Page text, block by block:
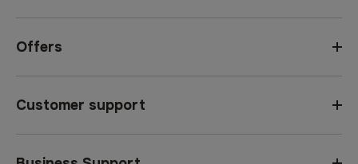
Offers
Customer support